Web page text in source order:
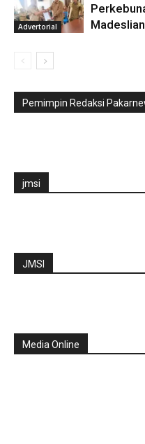
Advertorial
Pemimpin Redaksi
jmsi
JMSI
Media Online